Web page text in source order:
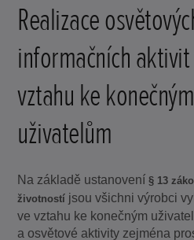
Realizace
informačních
vztahu ke konečným
uživatelům
Na základě ustanovení§ 13
životností jsou všichni výrobci
ve vztahu ke konečným
a osvětové aktivity zejména